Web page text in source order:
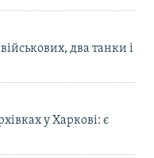
два танки і
у Харкові: є